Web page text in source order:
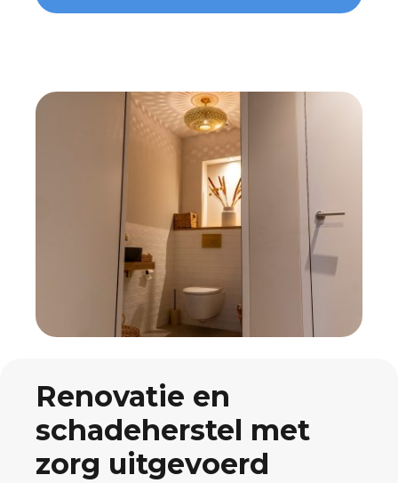
Renovatie en
schadeherstel met
zorg uitgevoerd